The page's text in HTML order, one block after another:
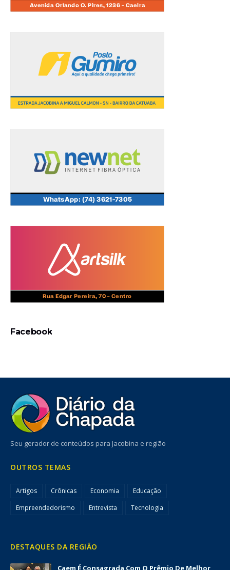
Facebook
Seu gerador de conteúdos para Jacobina e região
OUTROS TEMAS
Artigos Crônicas Economia
Educação
Empreendedorismo
Entrevista Tecnologia
DESTAQUES DA REGIÃO